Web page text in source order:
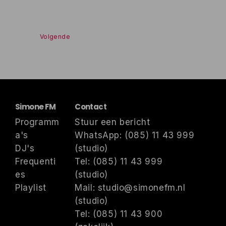
Volgende
Simone FM
Programm
a's
DJ's
Frequenti
es
Playlist
Contact
Stuur een bericht
WhatsApp: (085) 11 43 999
(studio)
Tel: (085) 11 43 999
(studio)
Mail: studio@simonefm.nl
(studio)
Tel: (085) 11 43 900